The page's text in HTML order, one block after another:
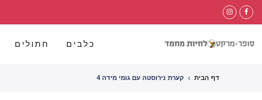
דלג
לתוכן
כלבים חתולים
דף הבית קערת נירוסטה עם גומי מידה 4